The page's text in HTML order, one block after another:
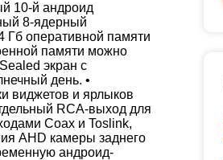
10-й андроид
8-ядерный
Гб оперативной памяти
памяти можно
экран с
день. •
виджетов и ярлыков
RCA-выход для
Coax и Toslink,
AHD камеры заднего
андроид-